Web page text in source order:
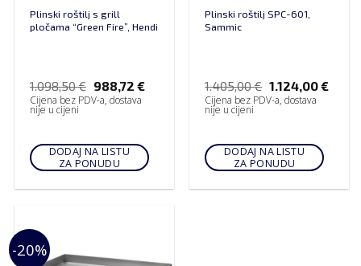
Plinski roštilj s grill
pločama “Green Fire”, Hendi
1.098,50€ 988,72 €
Cijena bez PDV-a, dostava
nije u cijeni
DODAJ NA LISTU
ZA PONUDU
Plinski roštilj SPC-601,
Sammic
1.405,00€ 1.124,00€
Cijena bez PDV-a, dostava
nije u cijeni
DODAJ NA LISTU
ZA PONUDU
-20%